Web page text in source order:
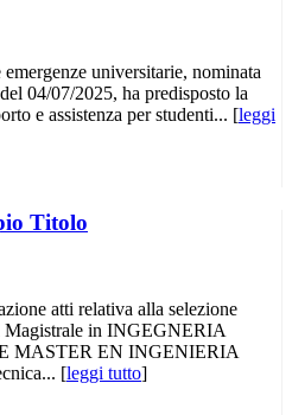
universitarie, nominata
04/07/2025, ha predisposto la
e assistenza per studenti... [leggi
Titolo
atti relativa alla selezione
in INGEGNERIA
MASTER EN INGENIERIA
[leggi tutto]